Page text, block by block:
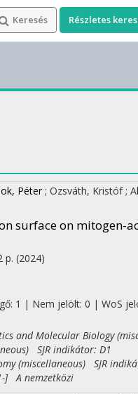
Keresés Részletes
Péter ; Ozsváth, Kristóf;
surface on mitogen-
p. (2024)
1 | Nem jelölt: 0 | WoS
and Molecular Biology
SJR indikátor: D1
(miscellaneous) SJR
] A nemzetközi